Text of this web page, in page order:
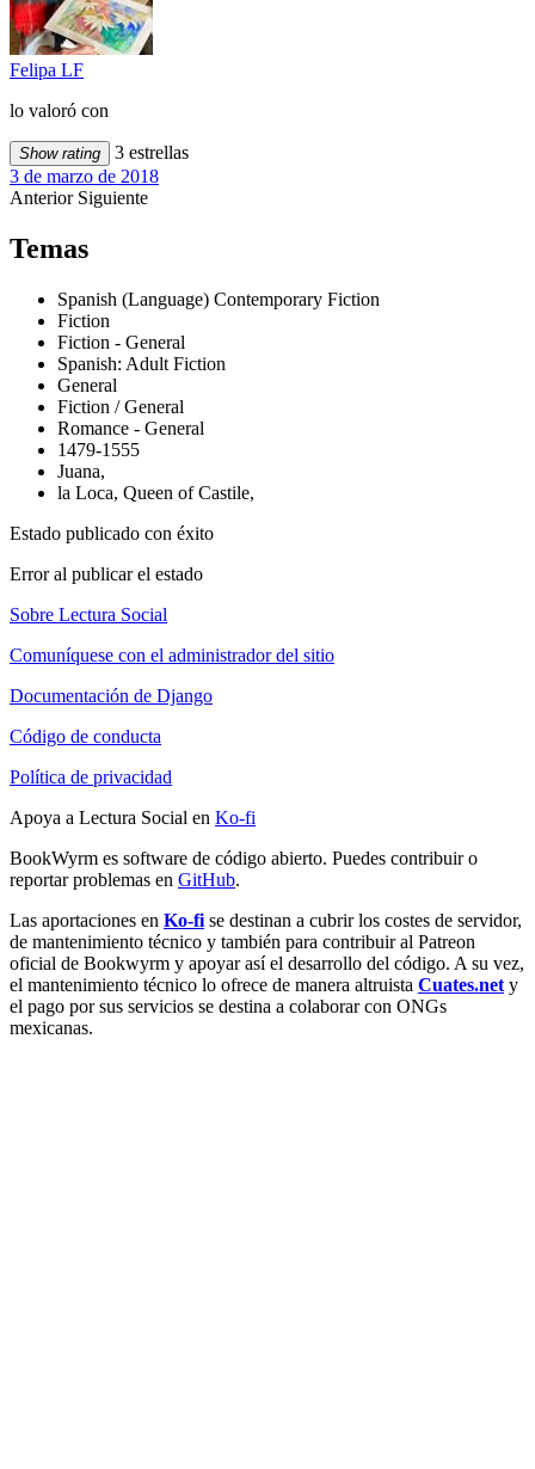
Felipa LF
lo valoró con
Show rating
3 estrellas
3 de marzo de 2018
Anterior Siguiente
Temas
Spanish (Language) Contemporary Fiction
Fiction
Fiction - General
Spanish: Adult Fiction
General
Fiction / General
Romance - General
1479-1555
Juana,
la Loca, Queen of Castile,
Estado publicado con éxito
Error al publicar el estado
Sobre Lectura Social
Comuníquese con el administrador del sitio
Documentación de Django
Código de conducta
Política de privacidad
Apoya a Lectura Social en Ko-fi
BookWyrm es software de código abierto. Puedes contribuir o
reportar problemas en GitHub.
Las aportaciones en Ko-fi se destinan a cubrir los costes de servidor,
de mantenimiento técnico y también para contribuir al Patreon
oficial de Bookwyrm y apoyar así el desarrollo del código. A su vez,
el mantenimiento técnico lo ofrece de manera altruista Cuates.net y
el pago por sus servicios se destina a colaborar con ONGs
mexicanas.